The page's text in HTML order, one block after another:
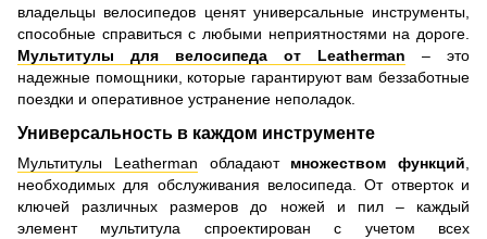
владельцы велосипедов ценят универсальные инструменты,
способные справиться с любыми неприятностями на дороге.
Мультитулы для велосипеда от Leatherman – это
надежные помощники, которые гарантируют вам беззаботные
поездки и оперативное устранение неполадок.
Универсальность в каждом инструменте
Мультитулы Leatherman обладают множеством функций
необходимых для обслуживания велосипеда. От отверток и
ключей различных размеров до ножей и пил – каждый
элемент мультитула спроектирован с учетом всех